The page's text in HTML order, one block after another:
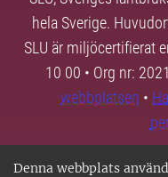
Denna webbplats
hela Sverige.
SLU är miljöcertifierat
10 00 • Org nr:
webbplatsen •